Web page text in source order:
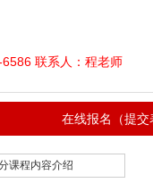
联系人：程老师
在线报名（提交